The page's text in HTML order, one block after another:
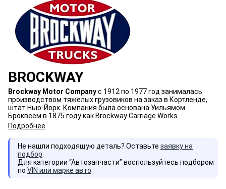
BROCKWAY
Brockway Motor Companyс 1912 по 1977 год занималась
производством тяжелых грузовиков на заказ в Кортленде,
штат Нью-Йорк. Компания была основана Уильямом
Броквеем в 1875 году как Brockway Carriage Works.
Подробнее
Не нашли подходящую деталь? Оставьте заявку на
подбор
Для категории “Автозапчасти” воспользуйтесь подбором
по VIN или марке авто